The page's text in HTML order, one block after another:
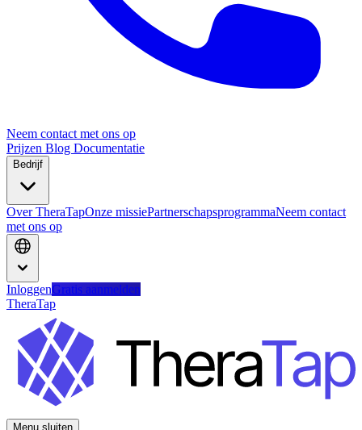
Neem contact met ons op
Prijzen Blog Documentatie
Bedrijf
Over TheraTapOnze missiePartnerschapsprogrammaNeem contact
met ons op
InloggenGratis aanmelden
TheraTap
Menu sluiten